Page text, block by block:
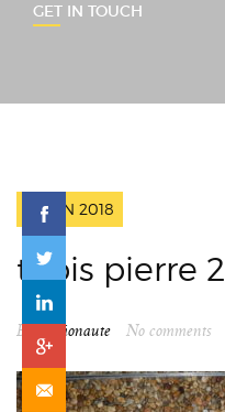
GET IN TOUCH
2 JUIN 2018
tapis pierre 2
By spationaute No comments